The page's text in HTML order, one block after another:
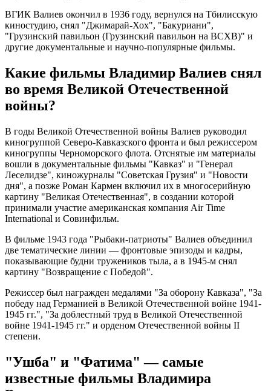
ВГИК Валиев окончил в 1936 году, вернулся на Тбилисскую
киностудию, снял "Джимарай-Хох", "Бакуриани",
"Грузинский павильон (Грузинский павильон на ВСХВ)" и
другие документальные и научно-популярные фильмы.
Какие фильмы Владимир Валиев снял
во время Великой Отечественной
войны?
В годы Великой Отечественной войны Валиев руководил
киногруппой Северо-Кавказского фронта и был режиссером
киногруппы Черноморского флота. Отснятые им материалы
вошли в документальные фильмы "Кавказ" и "Генерал
Леселидзе", киножурналы "Советская Грузия" и "Новости
дня", а позже Роман Кармен включил их в многосерийную
картину "Великая Отечественная", в создании которой
принимали участие американская компания Air Time
International и Совинфильм.
В фильме 1943 года "Рыбаки-патриоты" Валиев объединил
две тематические линии — фронтовые эпизоды и кадры,
показывающие будни тружеников тыла, а в 1945-м снял
картину "Возвращение с Победой".
Режиссер был награжден медалями "За оборону Кавказа", "За
победу над Германией в Великой Отечественной войне 1941-
1945 гг.", "За доблестный труд в Великой Отечественной
войне 1941-1945 гг." и орденом Отечественной войны II
степени.
"Ушба" и "Фатима" — самые
известные фильмы Владимира